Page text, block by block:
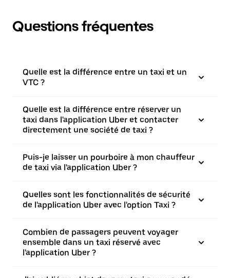
Questions fréquentes
Quelle est la différence entre un taxi et un
VTC ?
Quelle est la différence entre réserver un
taxi dans l'application Uber et contacter
directement une société de taxi ?
Puis-je laisser un pourboire à mon chauffeur
de taxi via l'application Uber ?
Quelles sont les fonctionnalités de sécurité
de l'application Uber avec l'option Taxi ?
Combien de passagers peuvent voyager
ensemble dans un taxi réservé avec
l'application Uber ?